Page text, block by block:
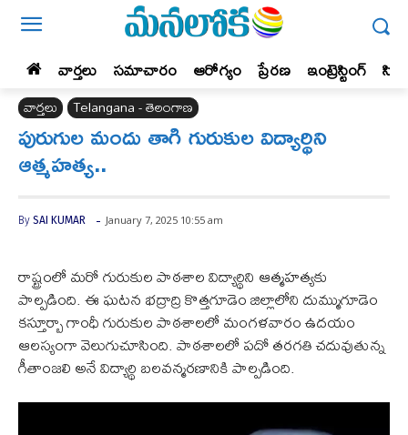
వార్తలు సమాచారం ఆరోగ్యం ప్రేర‌ణ‌ ఇంట్రెస్టింగ్‌
వార్తలు Telangana - తెలంగాణ
పురుగుల మందు తాగి గురుకుల విద్యార్థిని
ఆత్మహత్య..
By SAI KUMAR - January 7, 2025 10:55 am
రాష్ట్రంలో మరో గురుకుల పాఠశాల విద్యార్థిని ఆత్మహత్యకు
పాల్పడింది. ఈ ఘటన భద్రాద్రి కొత్తగూడెం జిల్లాలోని దుమ్ముగూడెం
కస్తూర్బా గాంధీ గురుకుల పాఠశాలలో మంగళవారం ఉదయం
ఆలస్యంగా వెలుగుచూసింది. పాఠశాలలో పదో తరగతి చదువుతున్న
గీతాంజలి అనే విద్యార్థి బలవన్మరణానికి పాల్పడింది.